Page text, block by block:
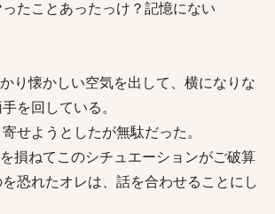
たことあったっけ？記憶にない
り懐かしい空気を出して、横になりな
を回している。
せようとしたが無駄だった。
損ねてこのシチュエーションがご破算
恐れたオレは、話を合わせることにし